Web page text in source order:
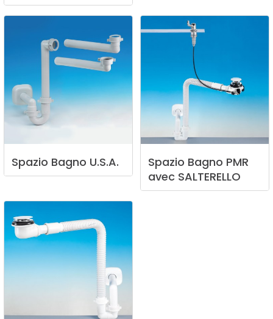
Spazio Bagno U.S.A. Spazio Bagno PMR
avec SALTERELLO